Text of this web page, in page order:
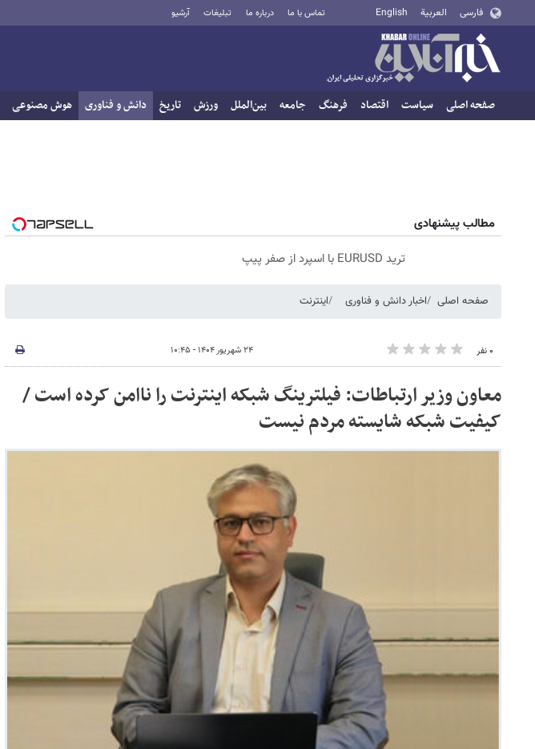
فارسی العربية English تماس با ما درباره ما تبلیغات آرشیو
صفحه اصلی سیاست اقتصاد فرهنگ جامعه بین‌الملل ورزش تاریخ دانش و فناوری هوش مصنوعی
مطالب پیشنهادی
ترید EURUSD با اسپرد از صفر پیپ
صفحه اصلی اخبار دانش و فناوری اینترنت
۰ نفر ۲۴ شهریور ۱۴۰۴ - ۱۰:۴۵
معاون وزیر ارتباطات: فیلترینگ شبکه اینترنت را ناامن کرده است /
کیفیت شبکه شایسته مردم نیست